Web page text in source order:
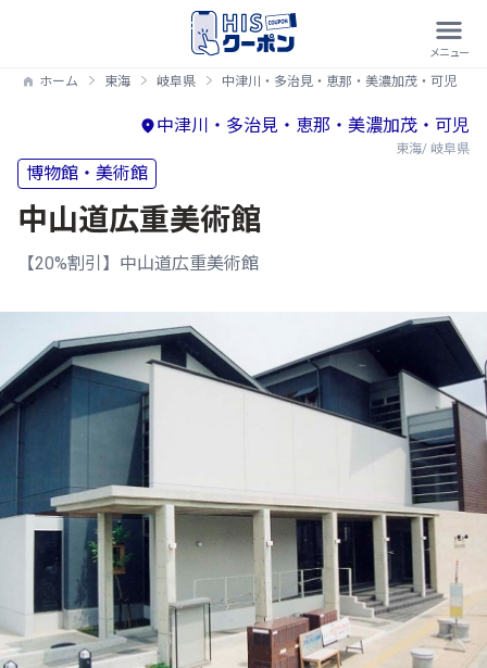
ホーム 東海 岐阜県 中津川・多治見・恵那・美濃加茂・可児
中津川・多治見・恵那・美濃加茂・可児
東海/ 岐阜県
博物館・美術館
中山道広重美術館
【20%割引】中山道広重美術館